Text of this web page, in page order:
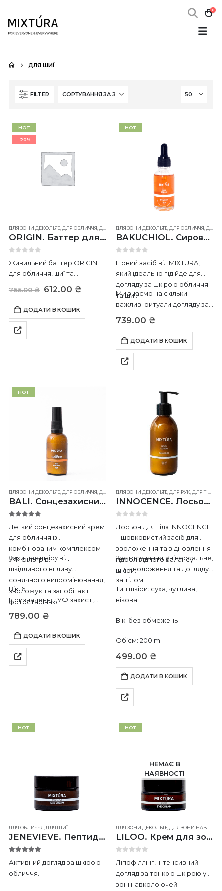
0
ДЛЯ ШИЇ
FILTER
HOT
-20%
ДЛЯ ЗОНИ ДЕКОЛЬТЕ, ДЛЯ ОБЛИЧЧЯ ДЛЯ ШИЇ
ORIGIN. Баттер для обличчя, шиї та зони декольте
Живильний баттер ORIGIN
для обличчя, шиї та
Пом’якшує, зволожує та
підтримує еластичність
шкіри, дарує відчуття
комфорту без стягнутості.
765.00₴ Оригінальна
765.00 ₴.
612.00 ₴Поточна
612.00 ₴.
ДОДАТИ В КОШИК
HOT
ДЛЯ ЗОНИ ДЕКОЛЬТЕ ДЛЯ ОБЛИЧЧЯ ДЛЯ ШИЇ
BAKUCHIOL. Сироватка
Новий засіб від MIXTURA,
який ідеально підійде для
догляду за шкірою обличчя
та шиї.
Ми знаємо на скільки
важливі ритуали догляду за
собою і хочемо поділитися з
тобою нашими
атмосферними та…
739.00 ₴
ДОДАТИ В КОШИК
HOT
ДЛЯ ЗОНИ ДЕКОЛЬТЕ,ДЛЯ ОБЛИЧЧЯ,ДЛЯ РУК ,ДЛЯ ТІЛА,ДЛЯ ШИЇ
BALI. Сонцезахисний крем для обличчя SPF 30
Легкий сонцезахисний крем
для обличчя із
комбінованим комплексом
УФ фільтрів.
Захищає шкіру від
шкідливого впливу
сонячного випромінювання,
зволожує та запобігає її
фотостарінню.
Вік: 6+
Призначення: УФ захист,
зволоження.
Час застосування:
універсальний
Тип шкіри: будь-який
Об’єм: 50…
789.00 ₴
ДОДАТИ В КОШИК
ДЛЯ ЗОНИ ДЕКОЛЬТЕ,ДЛЯ РУК,ДЛЯ ТІЛА
INNOCENCE. Лосьон для тіла
Лосьон для тіла INNOCENCE
– шовковистий засіб для
зволоження та відновлення
гідроліпідного балансу
шкіри.
Застосування: універсальне,
для зволоження та догляду
за тілом.
Тип шкіри: суха, чутлива,
вікова
Вік: без обмежень
Об’єм: 200 ml
499.00 ₴
ДОДАТИ В КОШИК
HOT
ДЛЯ ОБЛИЧЧЯ,ДЛЯ ШИЇ
JENEVIEVE. Пептидний крем для обличчя
Активний догляд за шкірою
обличчя.
HOT
НЕМАЄ В
НАЯВНОСТІ
ДЛЯ ЗОНИ ДЕКОЛЬТЕ,ДЛЯ ЗОНИ НАВКОЛО ОЧЕЙ
LILOO. Крем для зони навколо очей
Ліпофіллінг, інтенсивний
догляд за тонкою шкірою у
зоні навколо очей.